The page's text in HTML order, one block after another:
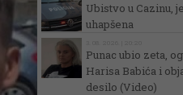
Ubistvo u Cazinu,
uhapšena
Punac ubio zeta,
Harisa Babića i
desilo (Video)